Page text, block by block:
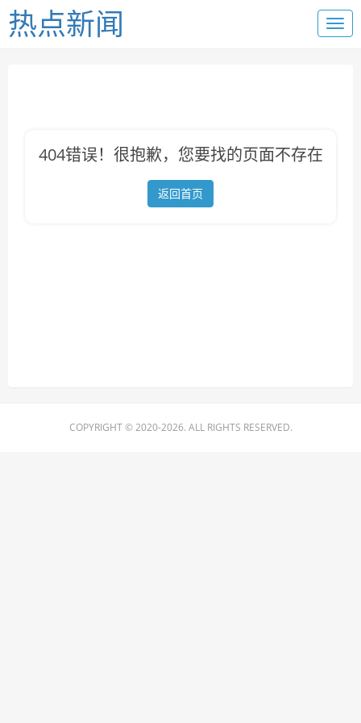
热点新闻
404错误！很抱歉，您要找的页面不存在
返回首页
COPYRIGHT © 2020-2026. ALL RIGHTS RESERVED.